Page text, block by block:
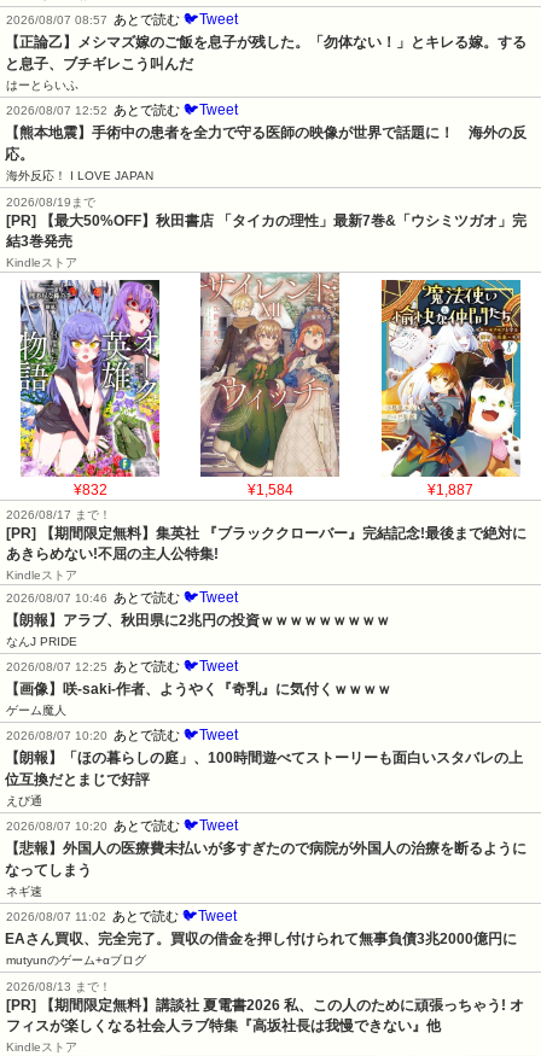
2026/08/07 08:57
あとで読む 🐦Tweet
【正論乙】メシマズ嫁のご飯を息子が残した。「勿体ない！」とキレる嫁。する
と息子、ブチギレこう叫んだ
はーとらいふ
2026/08/07 12:52
あとで読む 🐦Tweet
【熊本地震】手術中の患者を全力で守る医師の映像が世界で話題に！　海外の反
応。
海外反応！ I LOVE JAPAN
2026/08/19まで
[PR] 【最大50%OFF】秋田書店 「タイカの理性」最新7巻&「ウシミツガオ」完
結3巻発売
Kindleストア
¥832 ¥1,584 ¥1,887
2026/08/17 まで！
[PR] 【期間限定無料】集英社 『ブラッククローバー』完結記念!最後まで絶対に
あきらめない!不屈の主人公特集!
Kindleストア
2026/08/07 10:46
あとで読む 🐦Tweet
【朗報】アラブ、秋田県に2兆円の投資ｗｗｗｗｗｗｗｗｗ
なんJ PRIDE
2026/08/07 12:25
あとで読む 🐦Tweet
【画像】咲-saki-作者、ようやく『奇乳』に気付くｗｗｗｗ
ゲーム魔人
2026/08/07 10:20
あとで読む 🐦Tweet
【朗報】「ほの暮らしの庭」、100時間遊べてストーリーも面白いスタバレの上
位互換だとまじで好評
えび通
2026/08/07 10:20
あとで読む 🐦Tweet
【悲報】外国人の医療費未払いが多すぎたので病院が外国人の治療を断るように
なってしまう
ネギ速
2026/08/07 11:02
あとで読む 🐦Tweet
EAさん買収、完全完了。買収の借金を押し付けられて無事負債3兆2000億円に
mutyunのゲーム+αブログ
2026/08/13 まで！
[PR] 【期間限定無料】講談社 夏電書2026 私、この人のために頑張っちゃう! オ
フィスが楽しくなる社会人ラブ特集『高坂社長は我慢できない』他
Kindleストア